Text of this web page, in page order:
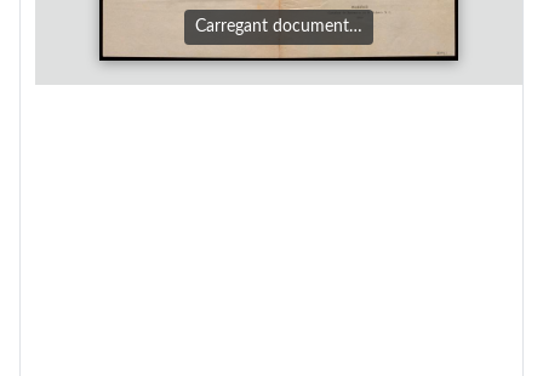
Carregant document…